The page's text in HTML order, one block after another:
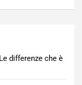
differenze che è